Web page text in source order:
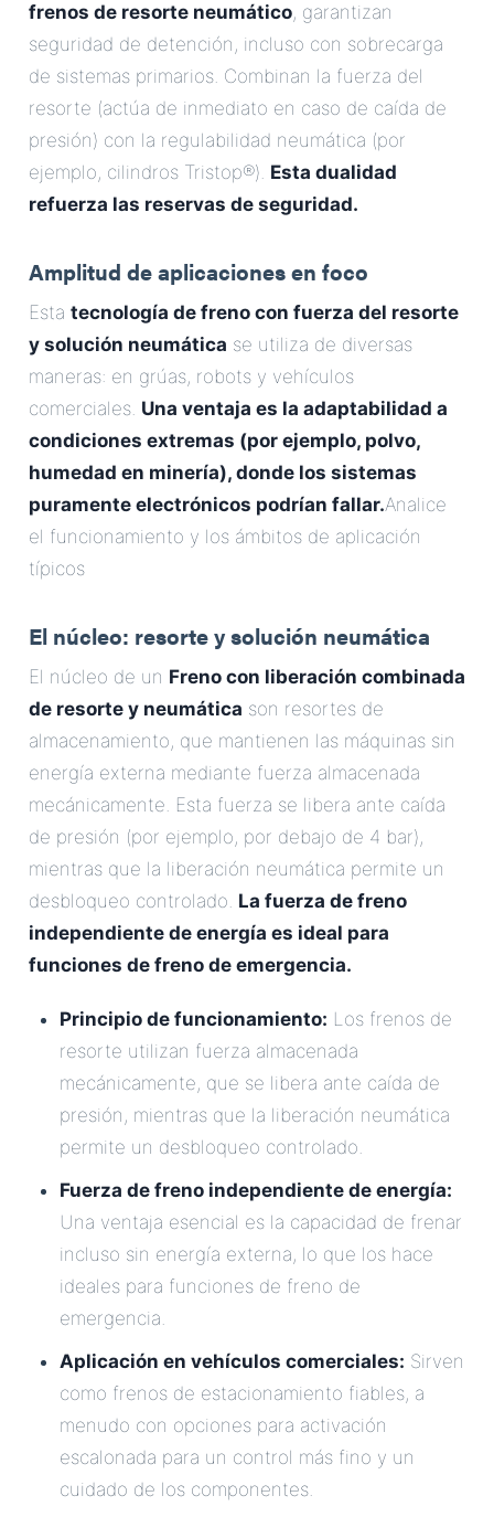
frenos de resorte neumático, garantizan
seguridad de detención, incluso con sobrecarga
de sistemas primarios. Combinan la fuerza del
resorte (actúa de inmediato en caso de caída de
presión) con la regulabilidad neumática (por
ejemplo, cilindros Tristop®). Esta dualidad
refuerza las reservas de seguridad.
Amplitud de aplicaciones en foco
Esta tecnología de freno con fuerza del resorte
y solución neumática se utiliza de diversas
maneras: en grúas, robots y vehículos
comerciales. Una ventaja es la adaptabilidad a
condiciones extremas (por ejemplo, polvo,
humedad en minería), donde los sistemas
puramente electrónicos podrían fallar.Analice
el funcionamiento y los ámbitos de aplicación
típicos
El núcleo: resorte y solución neumática
El núcleo de un Freno con liberación combinada
de resorte y neumática son resortes de
almacenamiento, que mantienen las máquinas sin
energía externa mediante fuerza almacenada
mecánicamente. Esta fuerza se libera ante caída
de presión (por ejemplo, por debajo de 4 bar),
mientras que la liberación neumática permite un
desbloqueo controlado. La fuerza de freno
independiente de energía es ideal para
funciones de freno de emergencia.
Principio de funcionamiento: Los frenos de
resorte utilizan fuerza almacenada
mecánicamente, que se libera ante caída de
presión, mientras que la liberación neumática
permite un desbloqueo controlado.
Fuerza de freno independiente de energía:
Una ventaja esencial es la capacidad de frenar
incluso sin energía externa, lo que los hace
ideales para funciones de freno de
emergencia.
Aplicación en vehículos comerciales: Sirven
como frenos de estacionamiento fiables, a
menudo con opciones para activación
escalonada para un control más fino y un
cuidado de los componentes.